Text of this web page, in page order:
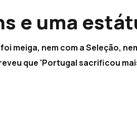
e uma
meiga, nem com a Seleção,
que 'Portugal sacrificou